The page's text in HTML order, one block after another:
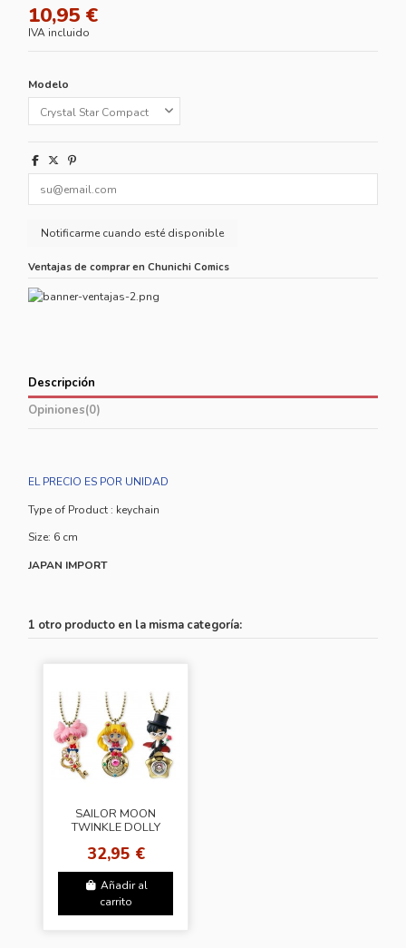
10,95 €
IVA incluido
Modelo
Ventajas de comprar en Chunichi Comics
Descripción
Opiniones(0)
EL PRECIO ES POR UNIDAD
Type of Product : keychain
Size: 6 cm
JAPAN IMPORT
1 otro producto en la misma categoría:
SAILOR MOON
TWINKLE DOLLY
32,95 €
Añadir al
carrito